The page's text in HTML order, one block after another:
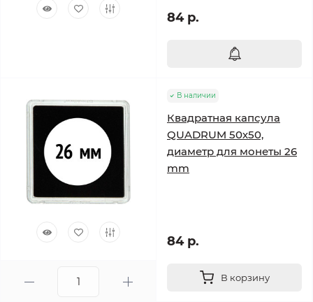
84 р.
В наличии
Квадратная капсула
QUADRUM 50х50,
диаметр для монеты 26
mm
84 р.
В корзину